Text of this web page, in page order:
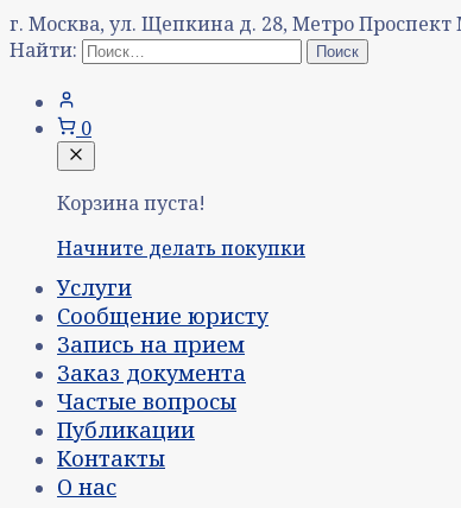
г. Москва, ул. Щепкина д. 28, Метро
Найти:
0
Корзина пуста!
Начните делать покупки
Услуги
Сообщение юристу
Запись на прием
Заказ документа
Частые вопросы
Публикации
Контакты
О нас